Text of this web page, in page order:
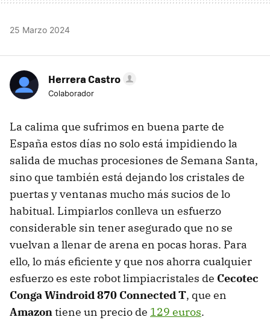
25 Marzo 2024
Herrera Castro
Colaborador
La calima que sufrimos en buena parte de
España estos días no solo está impidiendo la
salida de muchas procesiones de Semana Santa,
sino que también está dejando los cristales de
puertas y ventanas mucho más sucios de lo
habitual. Limpiarlos conlleva un esfuerzo
considerable sin tener asegurado que no se
vuelvan a llenar de arena en pocas horas. Para
ello, lo más eficiente y que nos ahorra cualquier
esfuerzo es este robot limpiacristales de Cecotec
Conga Windroid 870 Connected T, que en
Amazontiene un precio de 129 euros.